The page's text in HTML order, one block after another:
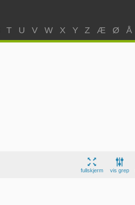
T U V W X Y Z Æ Ø Å
fullskjerm vis grep